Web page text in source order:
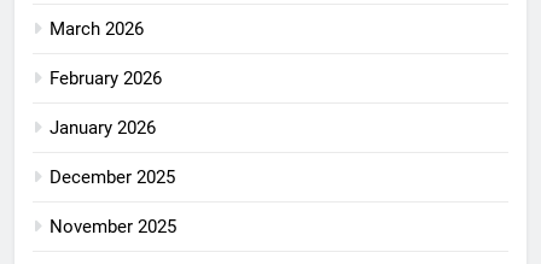
March 2026
February 2026
January 2026
December 2025
November 2025